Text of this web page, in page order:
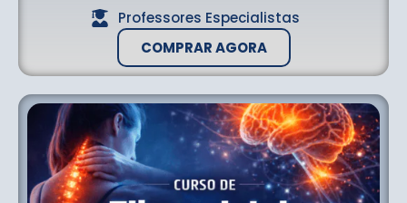
Professores Especialistas
COMPRAR AGORA